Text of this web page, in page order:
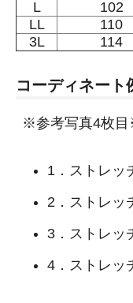
L 102
LL
110
3L
114
コーディネート
※参考写真4枚
1．ストレッ
2．ストレッ
3．ストレッ
4．ストレッ